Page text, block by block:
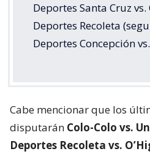
Deportes Santa Cruz vs.
Deportes Recoleta
Deportes Concepción
Cabe mencionar que los
disputarán Colo-Colo vs.
Deportes Recoleta vs.